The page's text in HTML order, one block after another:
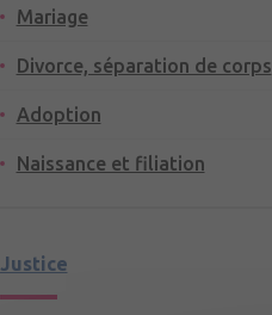
Mariage
Divorce, séparation de corps
Adoption
Naissance et filiation
Justice